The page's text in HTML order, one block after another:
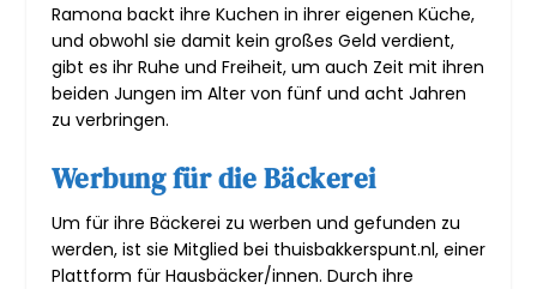
Ramona backt ihre Kuchen in ihrer eigenen Küche,
und obwohl sie damit kein großes Geld verdient,
gibt es ihr Ruhe und Freiheit, um auch Zeit mit ihren
beiden Jungen im Alter von fünf und acht Jahren
zu verbringen.
Werbung für die Bäckerei
Um für ihre Bäckerei zu werben und gefunden zu
werden, ist sie Mitglied bei thuisbakkerspunt.nl, einer
Plattform für Hausbäcker/innen. Durch ihre